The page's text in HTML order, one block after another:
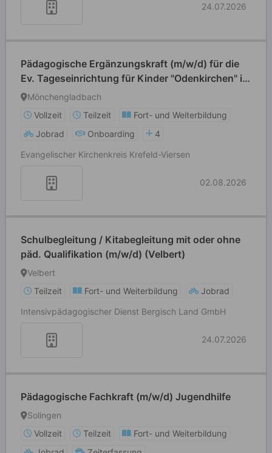
24.07.2026
Pädagogische Ergänzungskraft (m/w/d) für die
Ev. Tageseinrichtung für Kinder "Odenkirchen" in
Mönchengladbach
Mönchengladbach
Vollzeit
Teilzeit
Fort- und Weiterbildung
Jobrad
Onboarding
4
Evangelischer Kirchenkreis Krefeld-Viersen
02.08.2026
Schulbegleitung / Kitabegleitung mit oder ohne
päd. Qualifikation (m/w/d) (Velbert)
Velbert
Teilzeit
Fort- und Weiterbildung
Jobrad
Intensivpädagogischer Dienst Bergisch Land GmbH
24.07.2026
Pädagogische Fachkraft (m/w/d) Jugendhilfe
Solingen
Vollzeit
Teilzeit
Fort- und Weiterbildung